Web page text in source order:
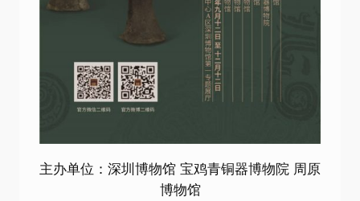
主办单位：深圳博物馆 宝鸡青铜器博物院 周原
博物馆